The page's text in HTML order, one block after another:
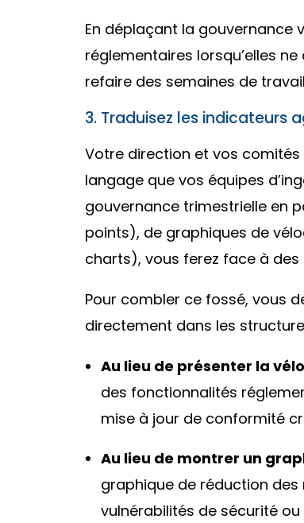
En déplaçant la gouvernance
réglementaires lorsqu’elles
refaire des semaines de
3. Traduisez les indicateurs
Votre direction et vos
langage que vos équipes
gouvernance trimestrielle en
points), de graphiques de
charts), vous ferez face à
Pour combler ce fossé, vous
directement dans les
Au lieu de présenter la
des fonctionnalités
mise à jour de conformité
Au lieu de montrer un
graphique de réduction des
vulnérabilités de sécurité